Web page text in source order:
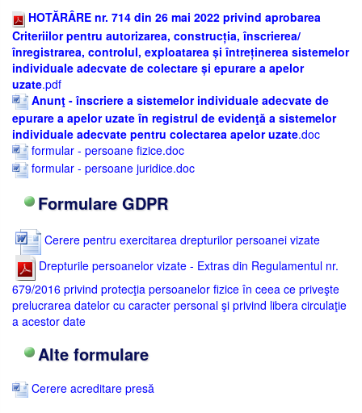
HOTĂRÂRE nr. 714 din 26 mai 2022 privind aprobarea
Criteriilor pentru autorizarea, construcția, înscrierea/
înregistrarea, controlul, exploatarea și întreținerea sistemelor
individuale adecvate de colectare și epurare a apelor
uzate.pdf
Anunţ - înscriere a sistemelor individuale adecvate de
epurare a apelor uzate în registrul de evidenţă a sistemelor
individuale adecvate pentru colectarea apelor uzate.doc
formular - persoane fizice.doc
formular - persoane juridice.doc
Formulare GDPR
Cerere pentru exercitarea drepturilor persoanei vizate
Drepturile persoanelor vizate - Extras din Regulamentul nr.
679/2016 privind protecţia persoanelor fizice în ceea ce priveşte
prelucrarea datelor cu caracter personal şi privind libera circulaţie
a acestor date
Alte formulare
Cerere acreditare presă